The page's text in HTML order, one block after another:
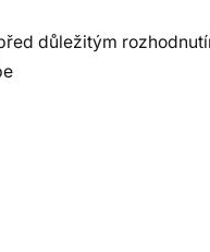
důležitým